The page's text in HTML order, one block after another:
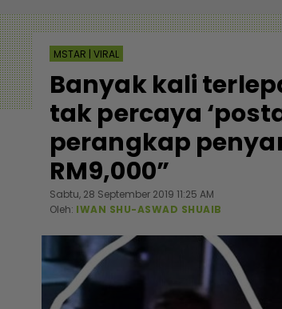
MSTAR | VIRAL
Banyak kali
tak percaya
perangkap
RM9,000”
Sabtu, 28 September 2019 11:25 AM
Oleh: IWAN SHU-ASWAD SHUAIB